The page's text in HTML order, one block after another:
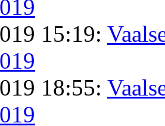
15:19:
18:55: